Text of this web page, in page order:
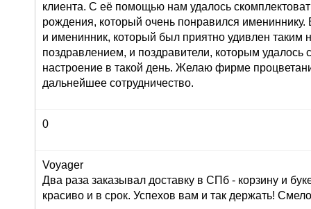
клиента. С её помощью нам удалось
рождения, который очень понравился имениннику.
и именинник, который был приятно удивлен таким
поздравлением, и поздравители, которым удалось
настроение в такой день. Желаю фирме
дальнейшее сотрудничество.
0
Voyager
Два раза заказывал доставку в СПб - корзину и
красиво и в срок. Успехов вам и так держать!